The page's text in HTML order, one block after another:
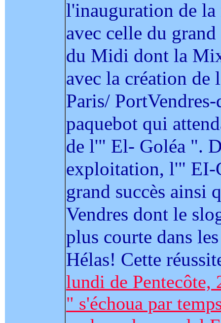
l'inauguration de
avec celle du
du Midi dont la
avec la création
Paris/
paquebot qui
de l'" El- Goléa ".
exploitation, l'" EI-
grand succès ainsi
Vendres dont le
plus courte dans
Hélas! Cette
lundi de
" s'échoua par